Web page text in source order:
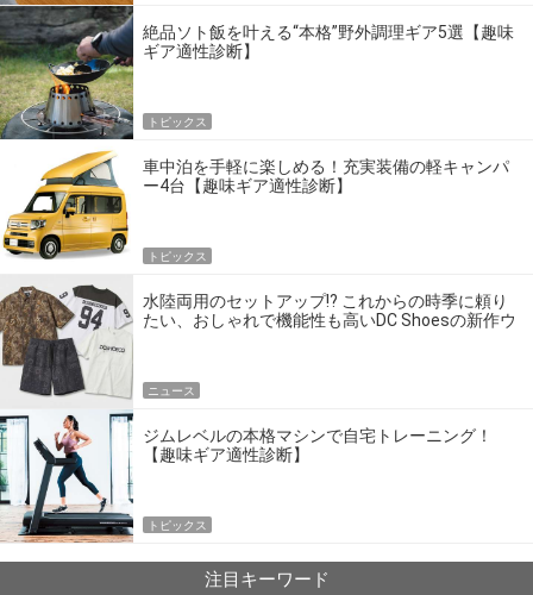
絶品ソト飯を叶える“本格”野外調理ギア5選【趣味
ギア適性診断】
トピックス
車中泊を手軽に楽しめる！充実装備の軽キャンパ
ー4台【趣味ギア適性診断】
トピックス
水陸両用のセットアップ!? これからの時季に頼り
たい、おしゃれで機能性も高いDC Shoesの新作ウ
ニュース
ジムレベルの本格マシンで自宅トレーニング！
【趣味ギア適性診断】
トピックス
注目キーワード